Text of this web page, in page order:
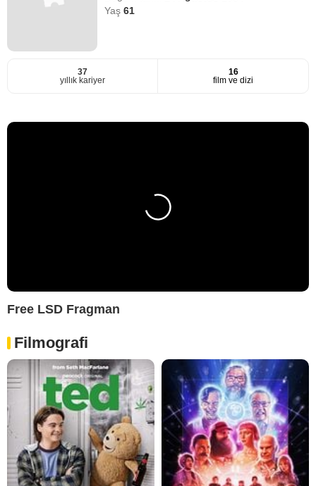
Yaş61
37
yıllık kariyer
16
film ve dizi
Free LSD Fragman
Filmografi